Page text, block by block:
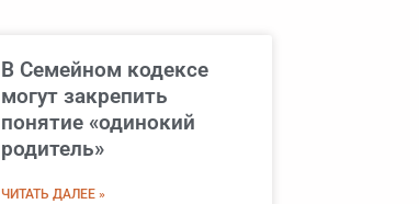
В Семейном кодексе
могут закрепить
понятие «одинокий
родитель»
ЧИТАТЬ ДАЛЕЕ »